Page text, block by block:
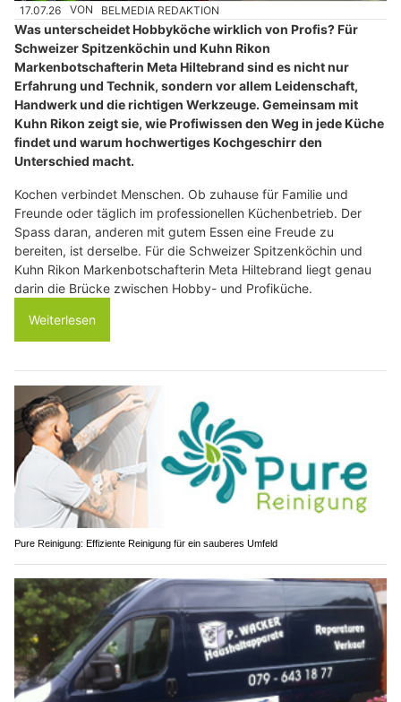
17.07.26 VON BELMEDIA REDAKTION
Was unterscheidet Hobbyköche wirklich von Profis? Für
Schweizer Spitzenköchin und Kuhn Rikon
Markenbotschafterin Meta Hiltebrand sind es nicht nur
Erfahrung und Technik, sondern vor allem Leidenschaft,
Handwerk und die richtigen Werkzeuge. Gemeinsam mit
Kuhn Rikon zeigt sie, wie Profiwissen den Weg in jede Küche
findet und warum hochwertiges Kochgeschirr den
Unterschied macht.
Kochen verbindet Menschen. Ob zuhause für Familie und
Freunde oder täglich im professionellen Küchenbetrieb. Der
Spass daran, anderen mit gutem Essen eine Freude zu
bereiten, ist derselbe. Für die Schweizer Spitzenköchin und
Kuhn Rikon Markenbotschafterin Meta Hiltebrand liegt genau
darin die Brücke zwischen Hobby- und Profiküche.
Weiterlesen
Pure Reinigung: Effiziente Reinigung für ein sauberes Umfeld